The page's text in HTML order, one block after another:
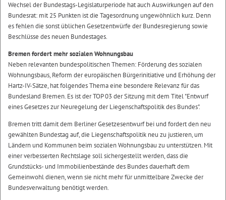
Wechsel der Bundestags-Legislaturperiode hat auch Auswirkungen auf den
Bundesrat: mit 25 Punkten ist die Tagesordnung ungewöhnlich kurz. Denn
es fehlen die sonst üblichen Gesetzentwürfe der Bundesregierung sowie
Beschlüsse des neuen Bundestages.
Bremen fordert mehr sozialen Wohnungsbau
Neben relevanten bundespolitischen Themen: Förderung des sozialen
Wohnungsbaus, Reform der europäischen Bürgerinitiative und Erhöhung der
Hartz-IV-Sätze, hat folgendes Thema eine besondere Relevanz für das
Bundesland Bremen. Es ist der TOP 03 der Sitzung mit dem Titel "Entwurf
eines Gesetzes zur Neuregelung der Liegenschaftspolitik des Bundes".
Bremen tritt damit dem Berliner Gesetzesentwurf bei und fordert den neu
gewählten Bundestag auf, die Liegenschaftspolitik neu zu justieren, um
Ländern und Kommunen beim sozialen Wohnungsbau zu unterstützen. Mit
einer verbesserten Rechtslage soll sichergestellt werden, dass die
Grundstücks- und Immobilienbestände des Bundes dauerhaft dem
Gemeinwohl dienen, wenn sie nicht mehr für unmittelbare Zwecke der
Bundesverwaltung benötigt werden.